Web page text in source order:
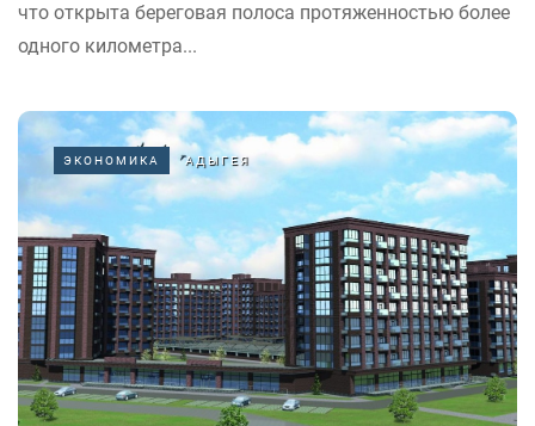
что открыта береговая полоса протяженностью более
одного километра...
ЭКОНОМИКА АДЫГЕЯ